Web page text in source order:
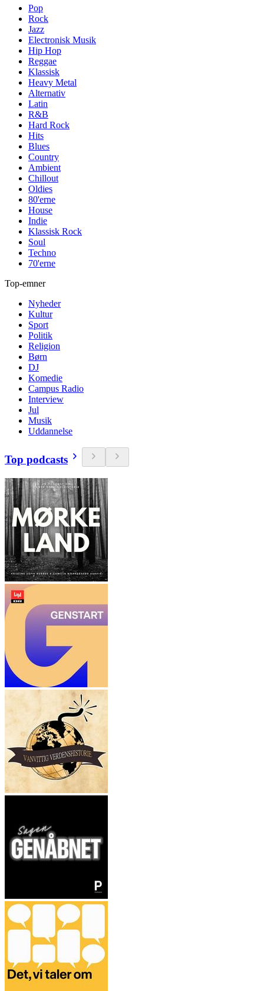
Pop
Rock
Jazz
Electronisk Musik
Hip Hop
Reggae
Klassisk
Heavy Metal
Alternativ
Latin
R&B
Hard Rock
Hits
Blues
Country
Ambient
Chillout
Oldies
80'erne
House
Indie
Klassisk Rock
Soul
Techno
70'erne
Top-emner
Nyheder
Kultur
Sport
Politik
Religion
Børn
DJ
Komedie
Campus Radio
Interview
Jul
Musik
Uddannelse
Top podcasts